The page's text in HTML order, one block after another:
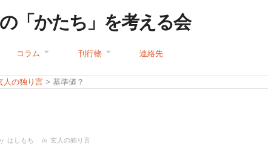
「かたち」を考える会
コラム 刊行物 連絡先
人の独り言 > 基準値？
はしもち · in 玄人の独り言